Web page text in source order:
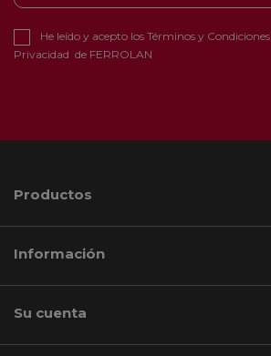
He leído y acepto los Términos y Condiciones
Privacidad de FERROLAN
Productos
Información
Su cuenta